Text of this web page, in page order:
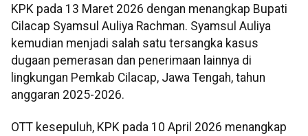
KPK pada 13 Maret 2026 dengan menangkap Bupati
Cilacap Syamsul Auliya Rachman. Syamsul Auliya
kemudian menjadi salah satu tersangka kasus
dugaan pemerasan dan penerimaan lainnya di
lingkungan Pemkab Cilacap, Jawa Tengah, tahun
anggaran 2025-2026.
OTT kesepuluh, KPK pada 10 April 2026 menangkap